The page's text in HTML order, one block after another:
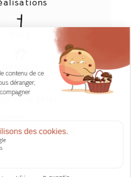
légales
carbone d'une page.